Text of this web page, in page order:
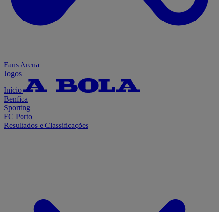
Fans Arena
Jogos
Início
Benfica
Sporting
FC Porto
Resultados e Classificações